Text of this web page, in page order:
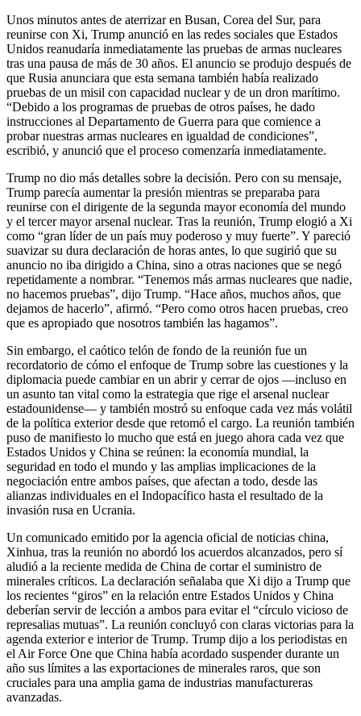
Unos minutos antes de aterrizar en Busan, Corea del Sur, para
reunirse con Xi, Trump anunció en las redes sociales que Estados
Unidos reanudaría inmediatamente las pruebas de armas nucleares
tras una pausa de más de 30 años. El anuncio se produjo después de
que Rusia anunciara que esta semana también había realizado
pruebas de un misil con capacidad nuclear y de un dron marítimo.
“Debido a los programas de pruebas de otros países, he dado
instrucciones al Departamento de Guerra para que comience a
probar nuestras armas nucleares en igualdad de condiciones”,
escribió, y anunció que el proceso comenzaría inmediatamente.
Trump no dio más detalles sobre la decisión. Pero con su mensaje,
Trump parecía aumentar la presión mientras se preparaba para
reunirse con el dirigente de la segunda mayor economía del mundo
y el tercer mayor arsenal nuclear. Tras la reunión, Trump elogió a Xi
como “gran líder de un país muy poderoso y muy fuerte”. Y pareció
suavizar su dura declaración de horas antes, lo que sugirió que su
anuncio no iba dirigido a China, sino a otras naciones que se negó
repetidamente a nombrar. “Tenemos más armas nucleares que nadie,
no hacemos pruebas”, dijo Trump. “Hace años, muchos años, que
dejamos de hacerlo”, afirmó. “Pero como otros hacen pruebas, creo
que es apropiado que nosotros también las hagamos”.
Sin embargo, el caótico telón de fondo de la reunión fue un
recordatorio de cómo el enfoque de Trump sobre las cuestiones y la
diplomacia puede cambiar en un abrir y cerrar de ojos —incluso en
un asunto tan vital como la estrategia que rige el arsenal nuclear
estadounidense— y también mostró su enfoque cada vez más volátil
de la política exterior desde que retomó el cargo. La reunión también
puso de manifiesto lo mucho que está en juego ahora cada vez que
Estados Unidos y China se reúnen: la economía mundial, la
seguridad en todo el mundo y las amplias implicaciones de la
negociación entre ambos países, que afectan a todo, desde las
alianzas individuales en el Indopacífico hasta el resultado de la
invasión rusa en Ucrania.
Un comunicado emitido por la agencia oficial de noticias china,
Xinhua, tras la reunión no abordó los acuerdos alcanzados, pero sí
aludió a la reciente medida de China de cortar el suministro de
minerales críticos. La declaración señalaba que Xi dijo a Trump que
los recientes “giros” en la relación entre Estados Unidos y China
deberían servir de lección a ambos para evitar el “círculo vicioso de
represalias mutuas”. La reunión concluyó con claras victorias para la
agenda exterior e interior de Trump. Trump dijo a los periodistas en
el Air Force One que China había acordado suspender durante un
año sus límites a las exportaciones de minerales raros, que son
cruciales para una amplia gama de industrias manufactureras
avanzadas.